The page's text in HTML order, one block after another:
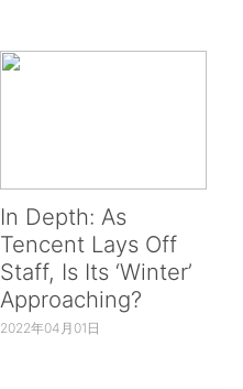
In Depth: As
Tencent Lays Off
Staff, Is Its ‘Winter’
Approaching?
2022年04月01日